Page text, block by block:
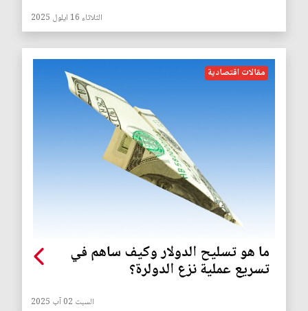
الثلاثاء 16 ايلول 2025
مقالات اقتصادية
ما هو تسليح الدولار وكيف ساهم في
تسريع عملية نزع الدولرة؟
السبت 02 آب 2025